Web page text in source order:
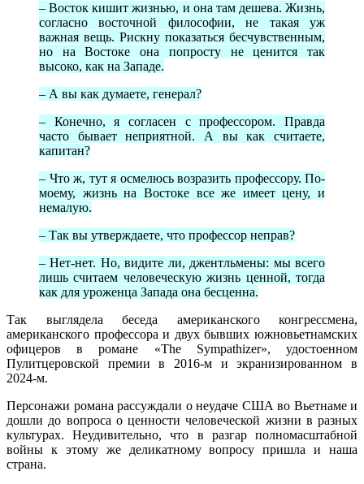
– Восток кишит жизнью, и она там дешева. Жизнь,
согласно восточной философии, не такая уж
важная вещь. Рискну показаться бесчувственным,
но на Востоке она попросту не ценится так
высоко, как на Западе.
– А вы как думаете, генерал?
– Конечно, я согласен с профессором. Правда
часто бывает неприятной. А вы как считаете,
капитан?
– Что ж, тут я осмелюсь возразить профессору. По-
моему, жизнь на Востоке все же имеет цену, и
немалую.
– Так вы утверждаете, что профессор неправ?
– Нет-нет. Но, видите ли, джентльмены: мы всего
лишь считаем человеческую жизнь ценной, тогда
как для уроженца Запада она бесценна.
Так выглядела беседа американского конгрессмена,
американского профессора и двух бывших южновьетнамских
офицеров в романе «The Sympathizer», удостоенном
Пулитцеровской премии в 2016-м и экранизированном в
2024-м.
Персонажи романа рассуждали о неудаче США во Вьетнаме и
дошли до вопроса о ценности человеческой жизни в разных
культурах. Неудивительно, что в разгар полномасштабной
войны к этому же деликатному вопросу пришла и наша
страна.